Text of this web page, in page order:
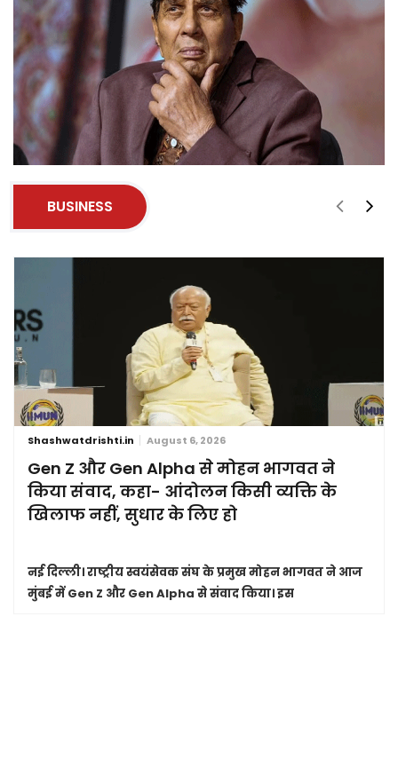
BUSINESS
Shashwatdrishti.in August 6, 2026
Gen Z और Gen Alpha से मोहन भागवत ने
किया संवाद, कहा- आंदोलन किसी व्यक्ति के
खिलाफ नहीं, सुधार के लिए हो
नई दिल्ली।राष्ट्रीय स्वयंसेवक संघ के प्रमुख मोहन भागवत ने आज
मुंबई में Gen Z और Gen Alpha से संवाद किया। इस